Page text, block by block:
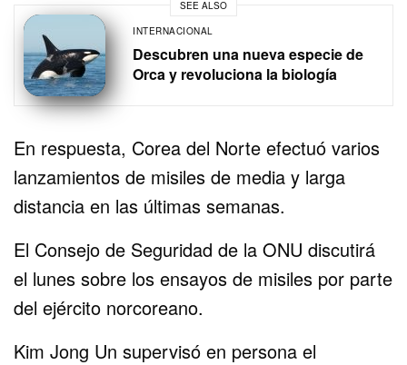
SEE ALSO
INTERNACIONAL
Descubren una nueva especie de
Orca y revoluciona la biología
En respuesta, Corea del Norte efectuó varios
lanzamientos de misiles de media y larga
distancia en las últimas semanas.
El Consejo de Seguridad de la ONU discutirá
el lunes sobre los ensayos de misiles por parte
del ejército norcoreano.
Kim Jong Un supervisó en persona el